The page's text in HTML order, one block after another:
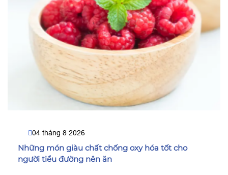
04 tháng 8 2026
Những món giàu chất chống oxy hóa tốt cho
người tiểu đường nên ăn